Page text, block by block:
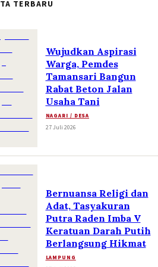
TERBARU
Wujudkan Aspirasi
Warga, Pemdes
Tamansari Bangun
Rabat Beton Jalan
Usaha Tani
NAGARI / DESA
27 Juli 2026
Bernuansa Religi dan
Adat, Tasyakuran
Putra Raden Imba V
Keratuan Darah Putih
Berlangsung Hikmat
LAMPUNG